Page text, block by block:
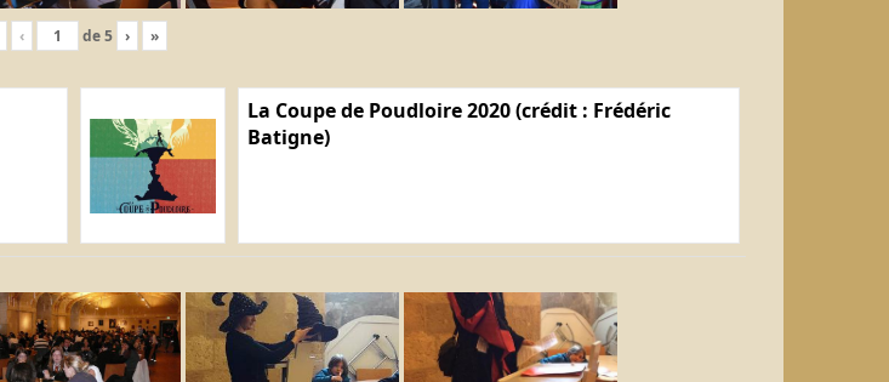
‹ de5 › »
La Coupe de Poudloire 2020 (crédit : Frédéric
Batigne)